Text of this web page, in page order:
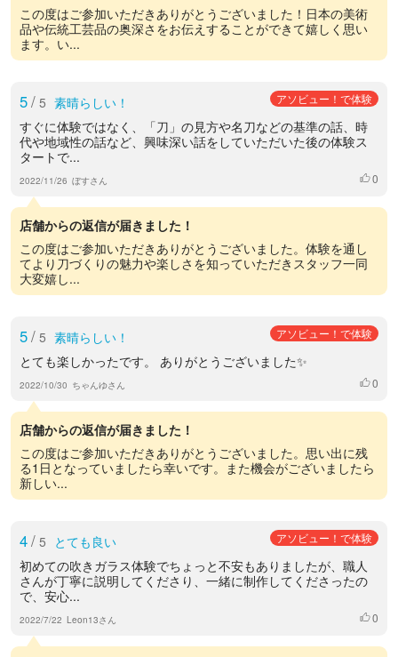
この度はご参加いただきありがとうございました！日本の美術
品や伝統工芸品の奥深さをお伝えすることができて嬉しく思い
ます。い...
5/ 5 素晴らしい！ アソビュー！で体験
すぐに体験ではなく、「刀」の見方や名刀などの基準の話、時
代や地域性の話など、興味深い話をしていただいた後の体験ス
タートで...
2022/11/26 ぼすさん いいね
0
店舗からの返信が届きました！
この度はご参加いただきありがとうございました。体験を通し
てより刀づくりの魅力や楽しさを知っていただきスタッフ一同
大変嬉し...
5/ 5 素晴らしい！ アソビュー！で体験
とても楽しかったです。 ありがとうございました✨
2022/10/30 ちゃんゆさん いいね
0
店舗からの返信が届きました！
この度はご参加いただきありがとうございました。思い出に残
る1日となっていましたら幸いです。また機会がございましたら
新しい...
4/ 5 とても良い アソビュー！で体験
初めての吹きガラス体験でちょっと不安もありましたが、職人
さんが丁寧に説明してくださり、一緒に制作してくださったの
で、安心...
2022/7/22 Leon13さん いいね
0